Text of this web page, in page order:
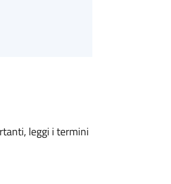
leggi i termini